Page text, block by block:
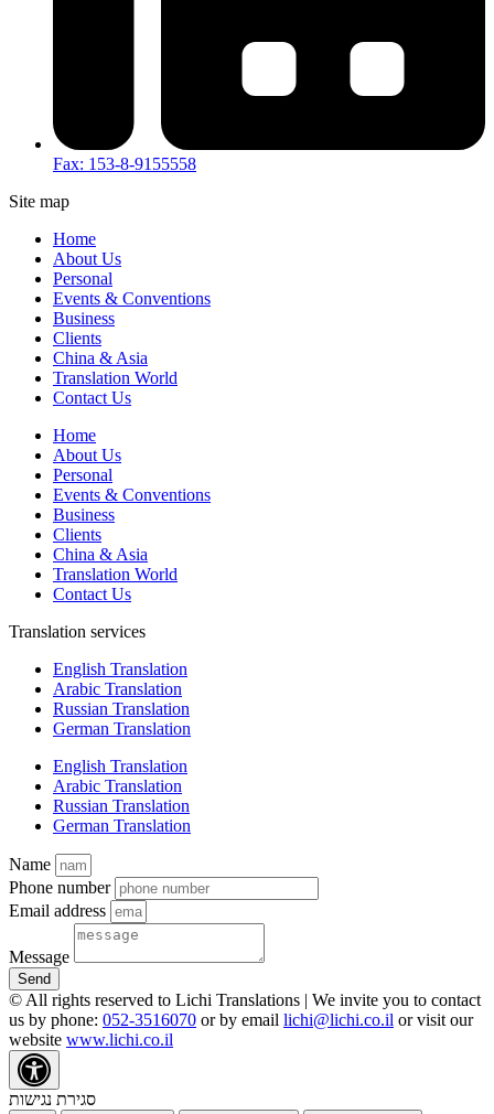
Fax: 153-8-9155558
Site map
Home
About Us
Personal
Events & Conventions
Business
Clients
China & Asia
Translation World
Contact Us
Home
About Us
Personal
Events & Conventions
Business
Clients
China & Asia
Translation World
Contact Us
Translation services
English Translation
Arabic Translation
Russian Translation
German Translation
English Translation
Arabic Translation
Russian Translation
German Translation
Name
Phone number
Email address
Message
Send
© All rights reserved to Lichi Translations | We invite you to contact
us by phone: 052-3516070 or by email lichi@lichi.co.il or visit our
website www.lichi.co.il
סגירת נגישות